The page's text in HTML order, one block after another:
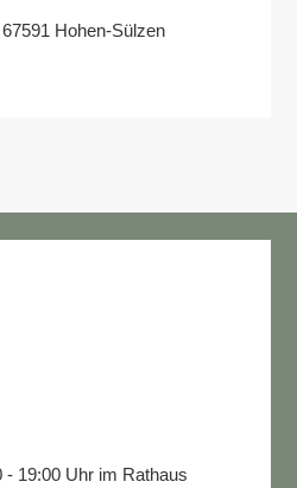
Hohen-Sülzen
- 19:00 Uhr im Rathaus